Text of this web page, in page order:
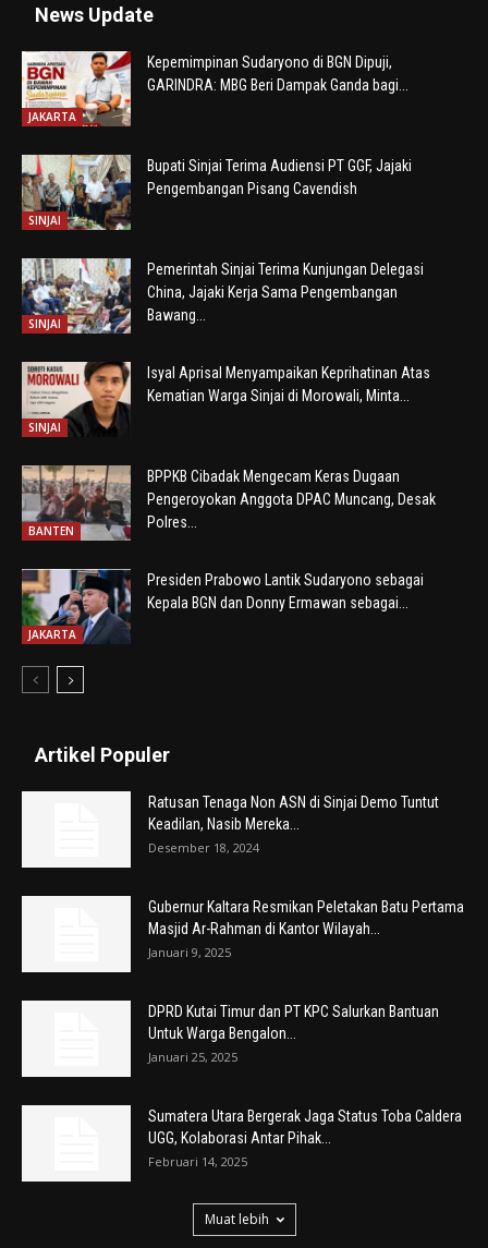
News Update
JAKARTA
Kepemimpinan Sudaryono di BGN Dipuji,
GARINDRA: MBG Beri Dampak Ganda bagi...
SINJAI
Bupati Sinjai Terima Audiensi PT GGF, Jajaki
Pengembangan Pisang Cavendish
SINJAI
Pemerintah Sinjai Terima Kunjungan Delegasi
China, Jajaki Kerja Sama Pengembangan
Bawang...
SINJAI
Isyal Aprisal Menyampaikan Keprihatinan Atas
Kematian Warga Sinjai di Morowali, Minta...
BANTEN
BPPKB Cibadak Mengecam Keras Dugaan
Pengeroyokan Anggota DPAC Muncang, Desak
Polres...
JAKARTA
Presiden Prabowo Lantik Sudaryono sebagai
Kepala BGN dan Donny Ermawan sebagai...
Artikel Populer
Ratusan Tenaga Non ASN di Sinjai Demo Tuntut
Keadilan, Nasib Mereka...
Desember 18, 2024
Gubernur Kaltara Resmikan Peletakan Batu Pertama
Masjid Ar-Rahman di Kantor Wilayah...
Januari 9, 2025
DPRD Kutai Timur dan PT KPC Salurkan Bantuan
Untuk Warga Bengalon...
Januari 25, 2025
Sumatera Utara Bergerak Jaga Status Toba Caldera
UGG, Kolaborasi Antar Pihak...
Februari 14, 2025
Muat lebih